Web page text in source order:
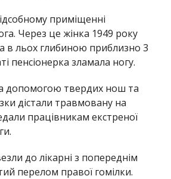
приміщенні
Через це жінка 1949 року
в льох глибиною приблизно 3
пенсіонерка зламала ногу.
допомогою твердих нош та
дістали травмовану на
працівникам екстреної
до лікарні з попереднім
перелом правої гомілки.